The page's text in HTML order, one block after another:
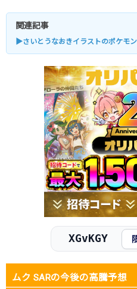
関連記事
▶さいとうなおきイラストのポケモ
XGvKGY
ムク SARの今後の高騰予想